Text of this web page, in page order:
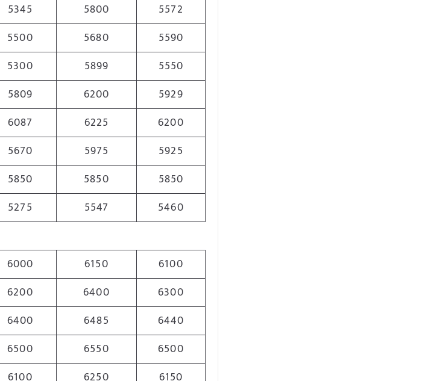
5345 5800
5572
5500 5680
5590
5300 5899
5550
5809 6200
5929
6087 6225
6200
5670 5975
5925
5850 5850
5850
5275 5547
5460
6000 6150
6100
6200 6400
6300
6400 6485
6440
6500 6550
6500
6100 6250 6150